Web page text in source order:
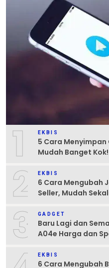
1 EKBIS
5 Cara Menyimpan
Mudah Banget Kok!
2 EKBIS
6 Cara Mengubah
Seller, Mudah
3 GADGET
Baru Lagi dan
A04e Harga dan
EKBIS
6 Cara Mengubah